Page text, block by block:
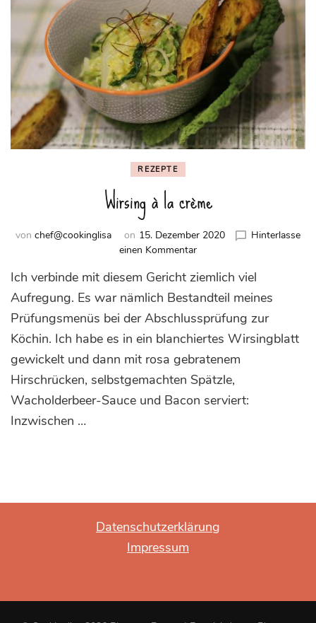
REZEPTE
Wirsing à la crème
von chef@cookinglisa on 15. Dezember 2020
Hinterlasse
einen Kommentarzu
à
la
Ich verbinde mit diesem Gericht ziemlich viel
Aufregung. Es war nämlich Bestandteil meines
Prüfungsmenüs bei der Abschlussprüfung zur
Köchin. Ich habe es in ein blanchiertes Wirsingblatt
gewickelt und dann mit rosa gebratenem
Hirschrücken, selbstgemachten Spätzle,
Wacholderbeer-Sauce und Bacon serviert:
Inzwischen …
Datenschutzerklärung
Impressum